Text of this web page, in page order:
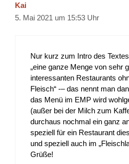
Kai
5. Mai 2021 um 15:53 Uhr
Nur kurz zum Intro des
„eine ganze Menge von sehr
interessanten Restaurants
Fleisch“ -– das nennt man
das Menü im EMP wird
(außer bei der Milch zum
durchaus nochmal ein ganz
speziell für ein Restaurant
und speziell auch im
Grüße!